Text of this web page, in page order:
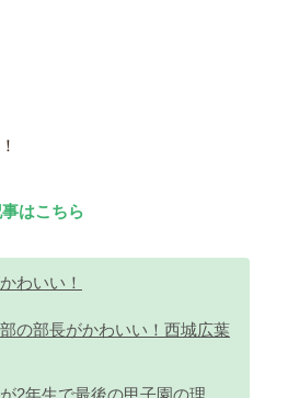
はこちら
わいい！
の部長がかわいい！西城広葉
2年生で最後の甲子園の理